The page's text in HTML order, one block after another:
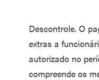
Descontrole. O
extras a
autorizado no
compreende os